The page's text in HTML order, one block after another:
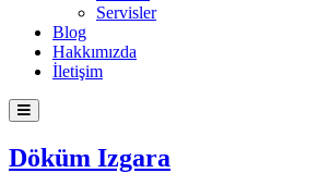
Servisler
Blog
Hakkımızda
İletişim
Döküm Izgara